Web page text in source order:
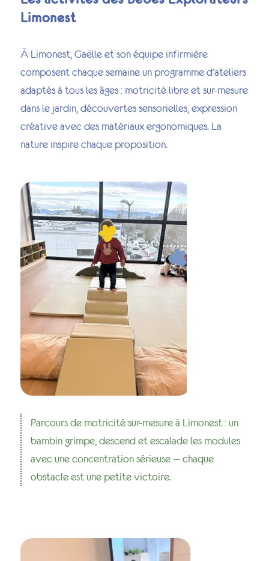
Limonest
À Limonest, Gaëlle et son équipe infirmière
composent chaque semaine un programme d'ateliers
adaptés à tous les âges : motricité libre et sur-mesure
dans le jardin, découvertes sensorielles, expression
créative avec des matériaux ergonomiques. La
nature inspire chaque proposition.
Parcours de motricité sur-mesure à Limonest : un
bambin grimpe, descend et escalade les modules
avec une concentration sérieuse — chaque
obstacle est une petite victoire.